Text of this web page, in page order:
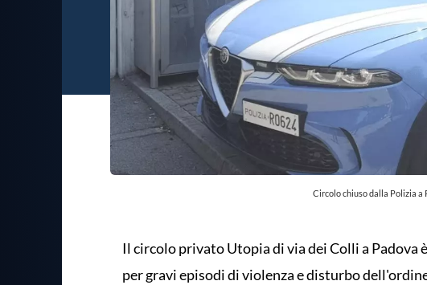
Circolo chiuso dalla Polizia a
Il circolo privato Utopia di via dei Colli a Padova
per gravi episodi di violenza e disturbo